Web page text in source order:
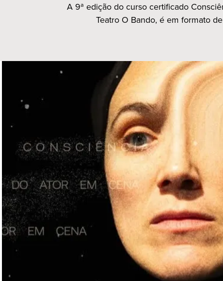
A 9ª edição do curso certificado
Teatro O Bando, é em formato